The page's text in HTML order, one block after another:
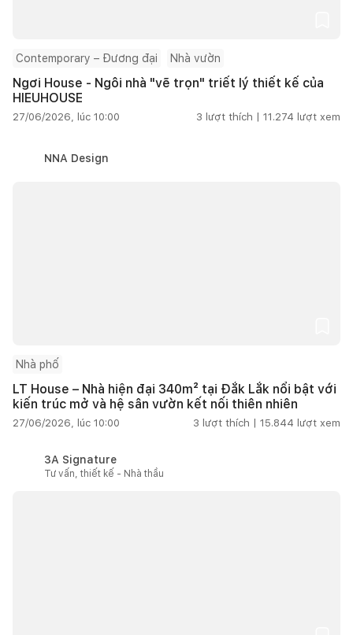
Contemporary – Đương đại Nhà vườn
Ngơi House - Ngôi nhà "vẽ trọn" triết lý thiết kế của
HIEUHOUSE
27/06/2026, lúc 10:00 3 lượt thích | 11.274 lượt xem
NNA Design
Nhà phố
LT House – Nhà hiện đại 340m² tại Đắk Lắk nổi bật với
kiến trúc mở và hệ sân vườn kết nối thiên nhiên
27/06/2026, lúc 10:00 3 lượt thích | 15.844 lượt xem
3A Signature
Tư vấn, thiết kế - Nhà thầu